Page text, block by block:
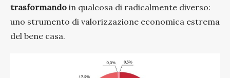
trasformando in qualcosa di radicalmente diverso:
uno strumento di valorizzazione economica estrema
del bene casa.